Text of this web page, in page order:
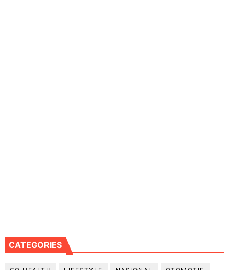
CATEGORIES